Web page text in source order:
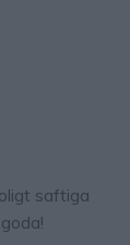
saftiga